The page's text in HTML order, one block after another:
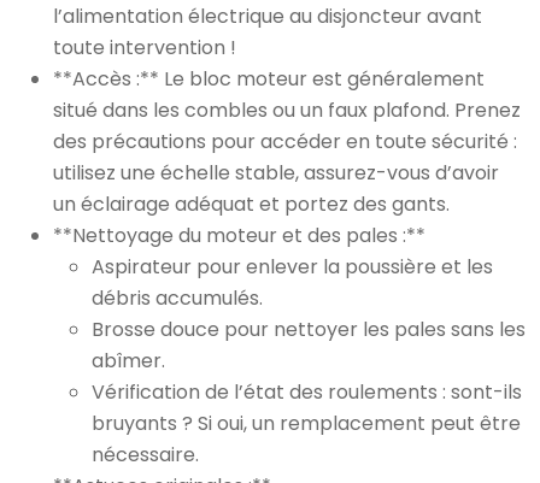
l’alimentation électrique au disjoncteur avant
toute intervention !
**Accès :** Le bloc moteur est généralement
situé dans les combles ou un faux plafond. Prenez
des précautions pour accéder en toute sécurité :
utilisez une échelle stable, assurez-vous d’avoir
un éclairage adéquat et portez des gants.
**Nettoyage du moteur et des pales :**
Aspirateur pour enlever la poussière et les
débris accumulés.
Brosse douce pour nettoyer les pales sans les
abîmer.
Vérification de l’état des roulements : sont-ils
bruyants ? Si oui, un remplacement peut être
nécessaire.